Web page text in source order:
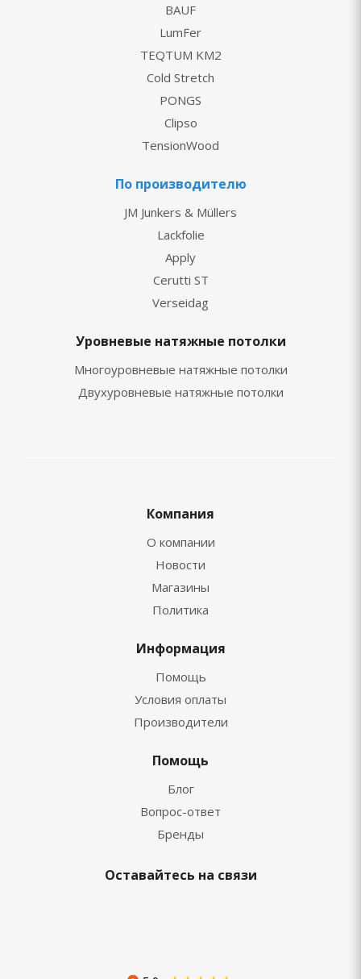
BAUF
LumFer
TEQTUM KM2
Cold Stretch
PONGS
Clipso
TensionWood
По производителю
JM Junkers & Müllers
Lackfolie
Apply
Cerutti ST
Verseidag
Уровневые натяжные потолки
Многоуровневые натяжные потолки
Двухуровневые натяжные потолки
Компания
О компании
Новости
Магазины
Политика
Информация
Помощь
Условия оплаты
Производители
Помощь
Блог
Вопрос-ответ
Бренды
Оставайтесь на связи